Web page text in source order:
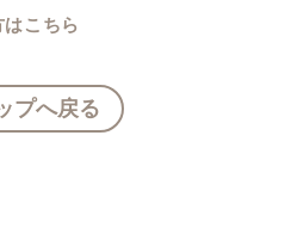
こちら
プへ戻る